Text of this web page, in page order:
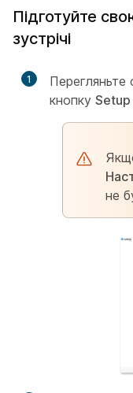
Підготуйте
зустрічі
1
Перегляньте
кнопку Setup
не